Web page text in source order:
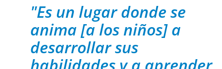
"Es un lugar donde se
anima [a los niños] a
desarrollar sus